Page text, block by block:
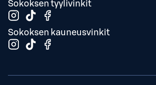
Sokoksen tyylivinkit
Sokoksen kauneusvinkit